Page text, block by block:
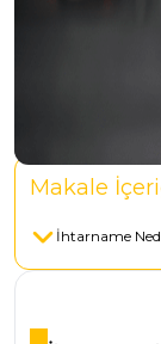
Makale
İhtarname